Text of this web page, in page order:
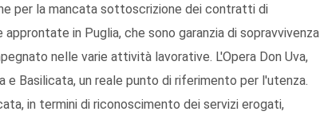
per la mancata sottoscrizione dei contratti di
in Puglia, che sono garanzia di sopravvivenza
nelle varie attività lavorative. L'Opera Don Uva,
e Basilicata, un reale punto di riferimento per l'utenza.
in termini di riconoscimento dei servizi erogati,